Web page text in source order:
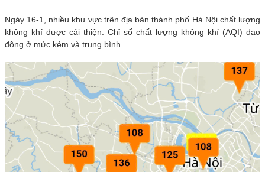
Ngày 16-1, nhiều khu vực trên địa bàn thành phố Hà Nội chất lượng
không khí được cải thiện. Chỉ số chất lượng không khí (AQI) dao
động ở mức kém và trung bình.